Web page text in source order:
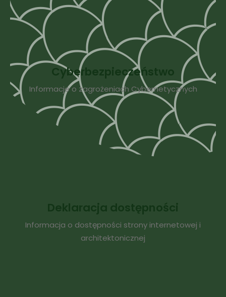
Cyberbezpieczeństwo
Informacje o zagrożeniach Cybernetycznych
Deklaracja dostępności
Informacja o dostępności strony internetowej i
architektonicznej